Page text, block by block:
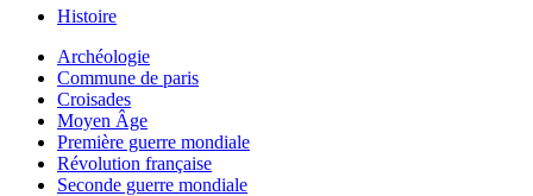
Histoire
Archéologie
Commune de paris
Croisades
Moyen Âge
Première guerre mondiale
Révolution française
Seconde guerre mondiale